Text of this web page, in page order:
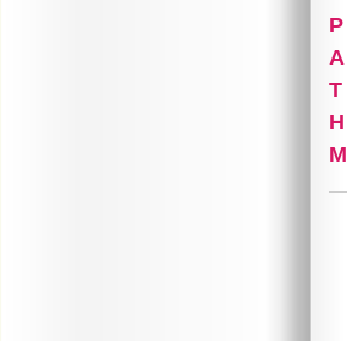
Р
А
Т
Н
М